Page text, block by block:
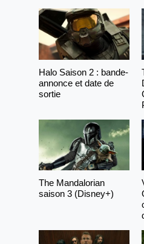
Halo Saison 2 : bande-
annonce et date de
sortie
The Mandalorian
saison 3 (Disney+)